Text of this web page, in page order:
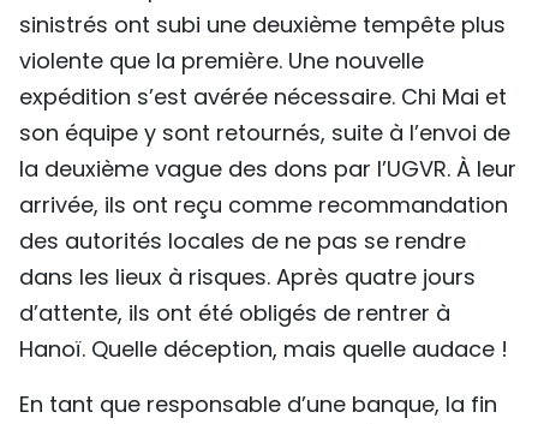
sinistrés ont subi une deuxième tempête plus
violente que la première. Une nouvelle
expédition s’est avérée nécessaire. Chi Mai et
son équipe y sont retournés, suite à l’envoi de
la deuxième vague des dons par l’UGVR. À leur
arrivée, ils ont reçu comme recommandation
des autorités locales de ne pas se rendre
dans les lieux à risques. Après quatre jours
d’attente, ils ont été obligés de rentrer à
Hanoï. Quelle déception, mais quelle audace !
En tant que responsable d’une banque, la fin